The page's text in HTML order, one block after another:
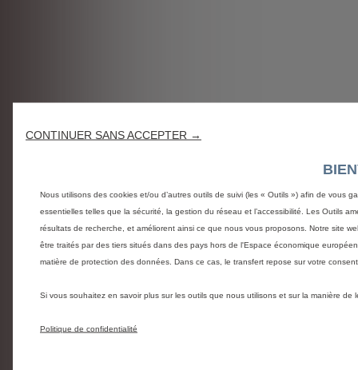
CONTINUER SANS ACCEPTER →
Nous utilisons des cookies et/ou d’autres outils de suivi (les « Outils ») afin de vous
essentielles telles que la sécurité, la gestion du réseau et l’accessibilité. Les Outils
résultats de recherche, et améliorent ainsi ce que nous vous proposons. Notre site
être traités par des tiers situés dans des pays hors de l'Espace économique
matière de protection des données. Dans ce cas, le transfert repose sur votre
Si vous souhaitez en savoir plus sur les outils que nous utilisons et sur la manière
Politique de confidentialité